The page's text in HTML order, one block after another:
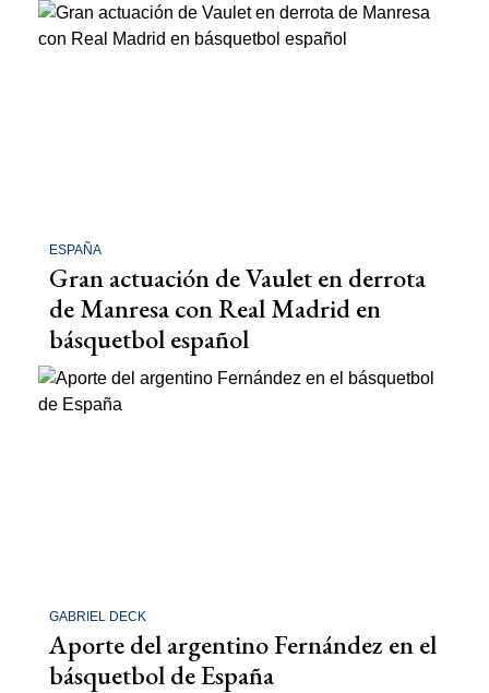
ESPAÑA
Gran actuación de Vaulet en derrota
de Manresa con Real Madrid en
básquetbol español
GABRIEL DECK
Aporte del argentino Fernández en el
básquetbol de España